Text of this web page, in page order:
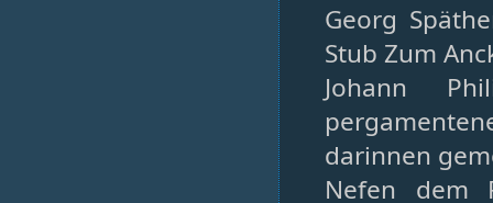
Georg
Stub Zum
Johann
darinnen
Nefen dem